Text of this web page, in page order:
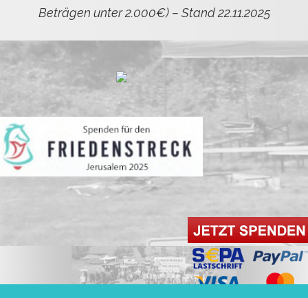
Beträgen unter 2.000€) – Stand 22.11.2025